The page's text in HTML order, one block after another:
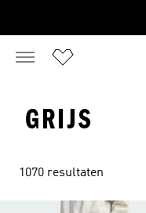
GRIJS
1070 resultaten